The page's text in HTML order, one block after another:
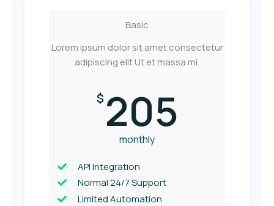
Basic
Lorem ipsum dolor sit amet consectetur
adipiscing elit Ut et massa mi.
$ 205
monthly
API Integration
Normal 24/7 Support
Limited Automation